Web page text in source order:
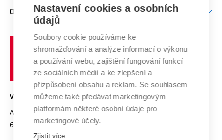
E-přihláška
Doktorské studium
Podpora podnikání
Mezinárodní vědecká rada
Systém zajišťování kvality výzkumu
Výzkumné infrastruktury
Transfer znalostí
Open Science
Projekty
Projekty ze strukturálních fondů
Specifický výzkum
Firemní spolupráce
Zahraniční spolupráce
Spolupráce se školami
Mezinárodní dohody
Univerzitní sítě
O UNIVERZITĚ
Profil univerzity
Udržitelná univerzita
Podnikavá univerzita / ContriBUTe
Bezpečná univerzita
Vyznamenání
Organizační struktura
učení
technické
Brně
VYSOKÉ UČENÍ TECHNICKÉ V BRNĚ
Antonínská 548/1
602 00 Brno
www.vut.cz
vut@vutbr.cz
Nastavení cookies a osobních
údajů
Soubory cookie používáme ke
shromažďování a analýze informací o výkonu
a používání webu, zajištění fungování funkcí
ze sociálních médií a ke zlepšení a
přizpůsobení obsahu a reklam. Se souhlasem
můžeme také předávat marketingovým
platformám některé osobní údaje pro
marketingové účely.
Zjistit více